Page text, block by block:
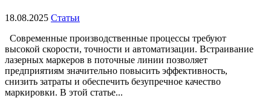
18.08.2025 Статьи
Современные производственные процессы требуют
высокой скорости, точности и автоматизации. Встраивание
лазерных маркеров в поточные линии позволяет
предприятиям значительно повысить эффективность,
снизить затраты и обеспечить безупречное качество
маркировки. В этой статье...